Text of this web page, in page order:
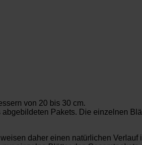
von 20 bis 30 cm.
Pakets. Die einzelnen
daher einen natürlichen